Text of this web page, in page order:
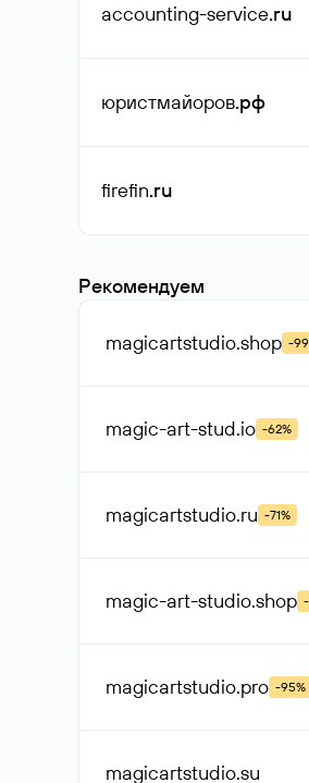
accounting-service.ru
юристмайоров.рф
firefin.ru
Рекомендуем
magicartstudio.shop -
magic-art-stud.io -62%
magicartstudio.ru -71%
magic-art-studio.shop
magicartstudio.pro -95%
magicartstudio.su